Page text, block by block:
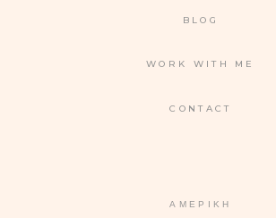
BLOG
WORK WITH ME
CONTACT
ΑΜΕΡΙΚΉ